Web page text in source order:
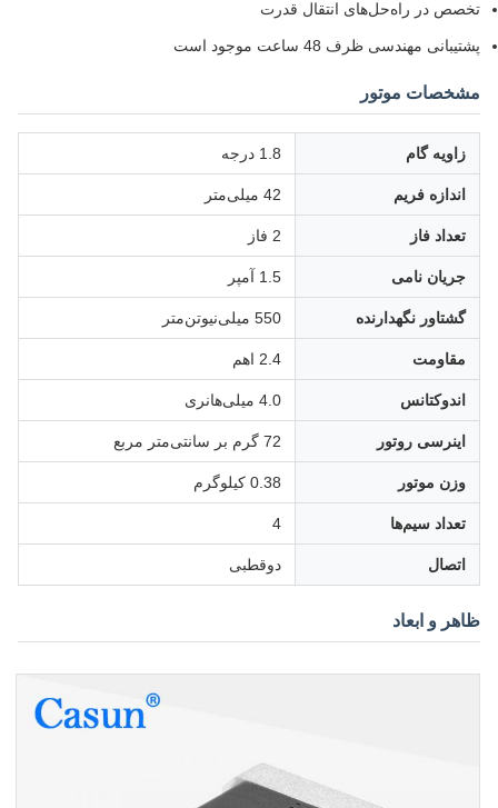
تخصص در راه‌حل‌های انتقال قدرت
پشتیبانی مهندسی ظرف 48 ساعت موجود است
مشخصات موتور
زاویه گام 1.8 درجه
اندازه فریم 42 میلی‌متر
تعداد فاز
جریان نامی 1.5 آمپر
گشتاور نگهدارنده 550 میلی‌نیوتن‌متر
مقاومت 2.4 اهم
اندوکتانس 4.0 میلی‌هانری
اینرسی روتور 72 گرم بر سانتی‌متر مربع
وزن موتور 0.38 کیلوگرم
تعداد سیم‌ها
اتصال دوقطبی
ظاهر و ابعاد